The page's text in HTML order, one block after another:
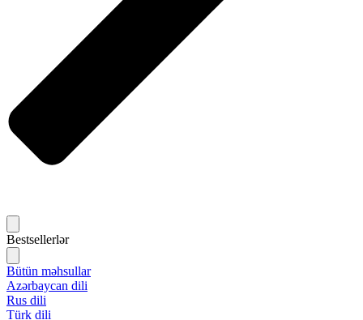
Bestsellerlər
Bütün məhsullar
Azərbaycan dili
Rus dili
Türk dili